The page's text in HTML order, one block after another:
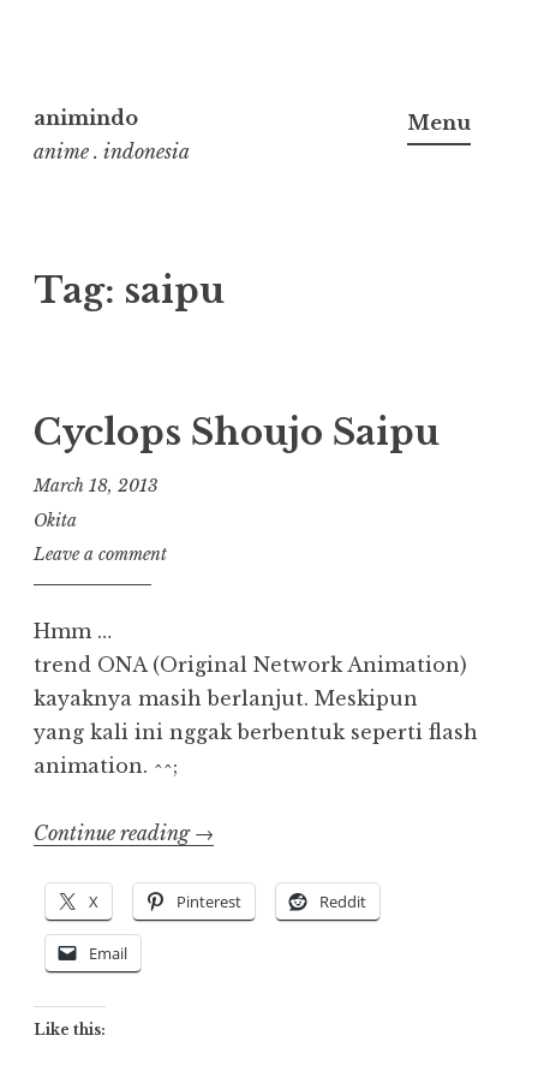
to
content
animindo
anime . indonesia
Menu
Tag: saipu
Cyclops Shoujo Saipu
March 18, 2013
Okita
Leave a comment
Hmm …
trend ONA (Original Network Animation)
kayaknya masih berlanjut. Meskipun
yang kali ini nggak berbentuk seperti flash
animation. ^^;
Continue reading “Cyclops
Saipu”
→
X Pinterest Reddit
Email
Like this: